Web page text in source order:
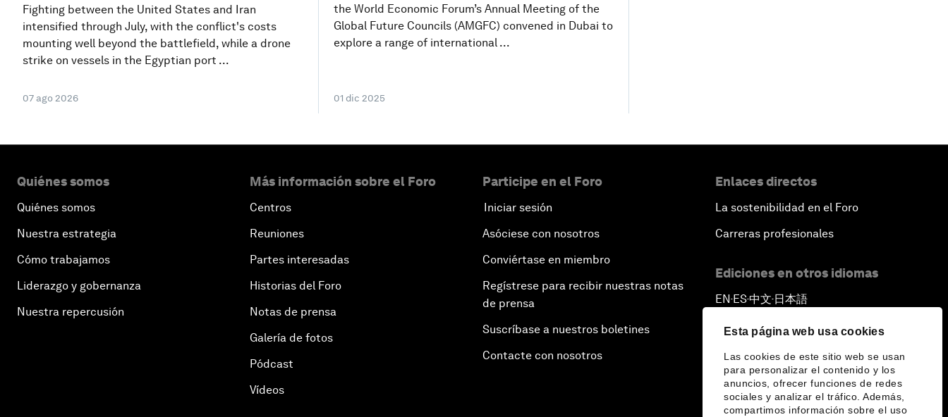
Esta página web usa cookies
Las cookies de este sitio web se usan
para personalizar el contenido y los
anuncios, ofrecer funciones de redes
sociales y analizar el tráfico. Además,
compartimos información sobre el uso
Fighting between the United States and Iran
intensified through July, with the conflict's costs
mounting well beyond the battlefield, while a drone
strike on vessels in the Egyptian port ...
07 ago 2026
the World Economic Forum’s Annual Meeting of the
Global Future Councils (AMGFC) convened in Dubai to
explore a range of international ...
01 dic 2025
Quiénes somos
Quiénes somos
Nuestra estrategia
Cómo trabajamos
Liderazgo y gobernanza
Nuestra repercusión
Más información sobre el Foro
Centros
Reuniones
Partes interesadas
Historias del Foro
Notas de prensa
Galería de fotos
Pódcast
Vídeos
Participe en el Foro
Iniciar sesión
Asóciese con nosotros
Conviértase en miembro
Regístrese para recibir nuestras notas
de prensa
Suscríbase a nuestros boletines
Contacte con nosotros
Enlaces directos
La sostenibilidad en el Foro
Carreras profesionales
Ediciones en otros idiomas
EN ▪ ES▪中文▪ 日本語